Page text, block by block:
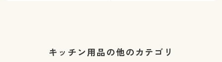
キッチン用品の他のカテゴリ